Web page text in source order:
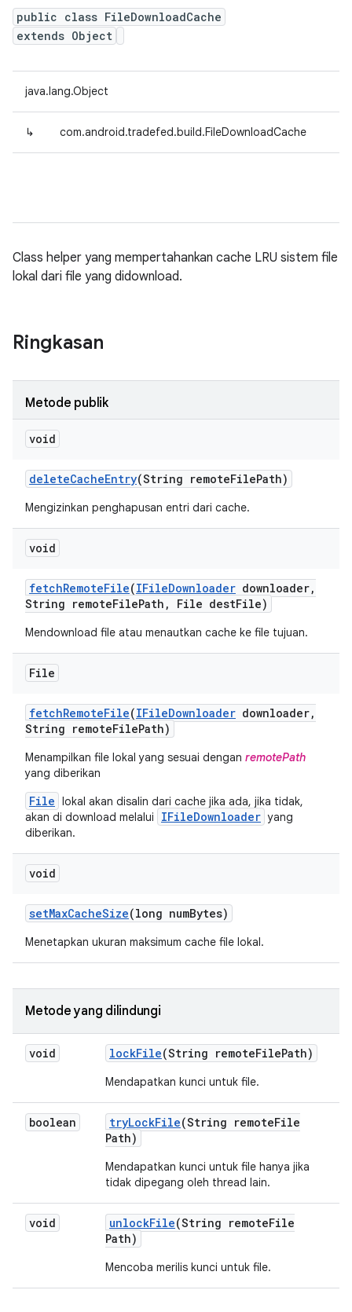
public class FileDownloadCache
extends Object
java.lang.Object
↳ com.android.tradefed.build.FileDownloadCache
Class helper yang mempertahankan cache LRU sistem file
lokal dari file yang didownload.
Ringkasan
Metode publik
void
deleteCacheEntry(String remoteFilePath)
Mengizinkan penghapusan entri dari cache.
void
fetchRemoteFile(IFileDownloader downloader,
String remoteFilePath , File destFile)
Mendownload file atau menautkan cache ke file tujuan.
File
fetchRemoteFile(IFileDownloader downloader,
String remoteFilePath)
Menampilkan file lokal yang sesuai dengan remotePath
yang diberikan
File lokal akan disalin dari cache jika ada, jika tidak,
akan di download melalui
IFileDownloader yang
diberikan.
void
setMaxCacheSize(long numBytes)
Menetapkan ukuran maksimum cache file lokal.
Metode yang dilindungi
void lockFile(String remoteFilePath)
Mendapatkan kunci untuk file.
boolean tryLockFile(String remoteFile
Path)
Mendapatkan kunci untuk file hanya jika
tidak dipegang oleh thread lain.
void unlockFile(String remoteFile
Path)
Mencoba merilis kunci untuk file.